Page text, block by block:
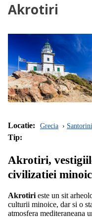
Akrotiri
Locatie: Grecia Santorini
Tip:
Akrotiri,
civilizatiei
Akrotiri este un sit
culturii minoice, dar si o
atmosfera mediteraneana